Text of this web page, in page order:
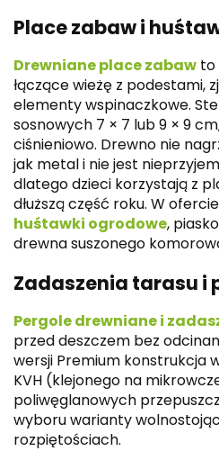
Place zabaw i
Drewniane place zabaw to
łączące wieżę z podestami,
elementy wspinaczkowe.
sosnowych 7 × 7 lub 9 × 9
ciśnieniowo. Drewno nie
jak metal i nie jest
dlatego dzieci korzystają z
dłuższą część roku. W
huśtawki ogrodowe,
drewna suszonego
Zadaszenia tarasu i
Pergole drewniane i
przed deszczem bez
wersji Premium konstrukcja
KVH (klejonego na
poliwęglanowych
wyboru warianty
rozpiętościach.